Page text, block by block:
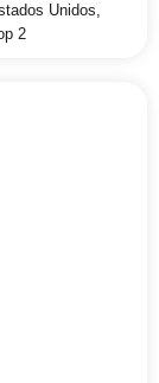
Unidos,
2